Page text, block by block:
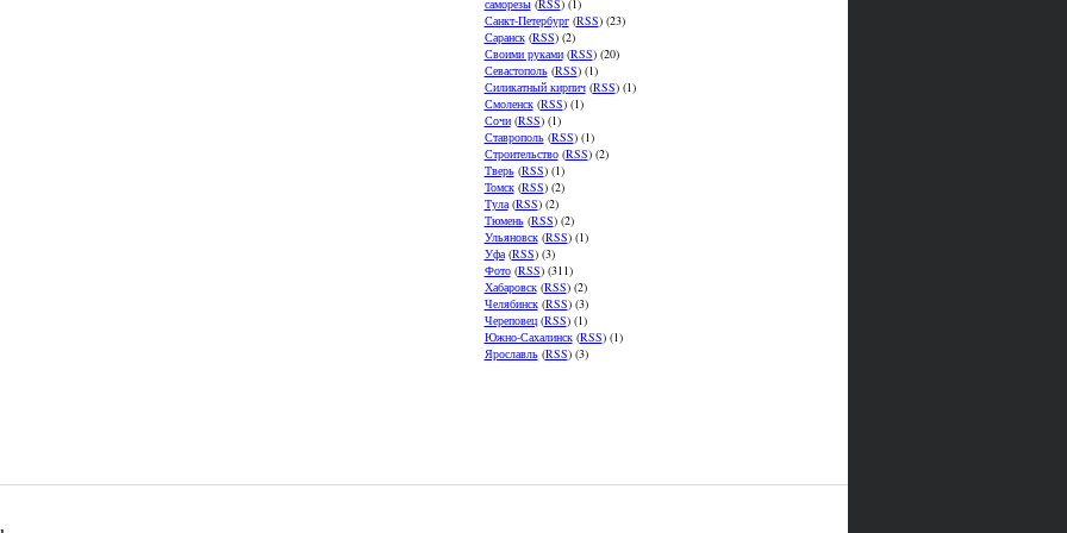
Санкт-Петербург(RSS) (23)
Саранск(RSS) (2)
Своими руками(RSS) (20)
Севастополь(RSS) (1)
Силикатный кирпич(RSS) (1)
Смоленск(RSS) (1)
Сочи(RSS) (1)
Ставрополь(RSS) (1)
Строительство(RSS) (2)
Тверь(RSS) (1)
Томск(RSS) (2)
Тула(RSS) (2)
Тюмень(RSS) (2)
Ульяновск(RSS) (1)
Уфа(RSS) (3)
Фото(RSS) (311)
Хабаровск(RSS) (2)
Челябинск(RSS) (3)
Череповец(RSS) (1)
Южно-Сахалинск(RSS) (1)
Ярославль(RSS) (3)